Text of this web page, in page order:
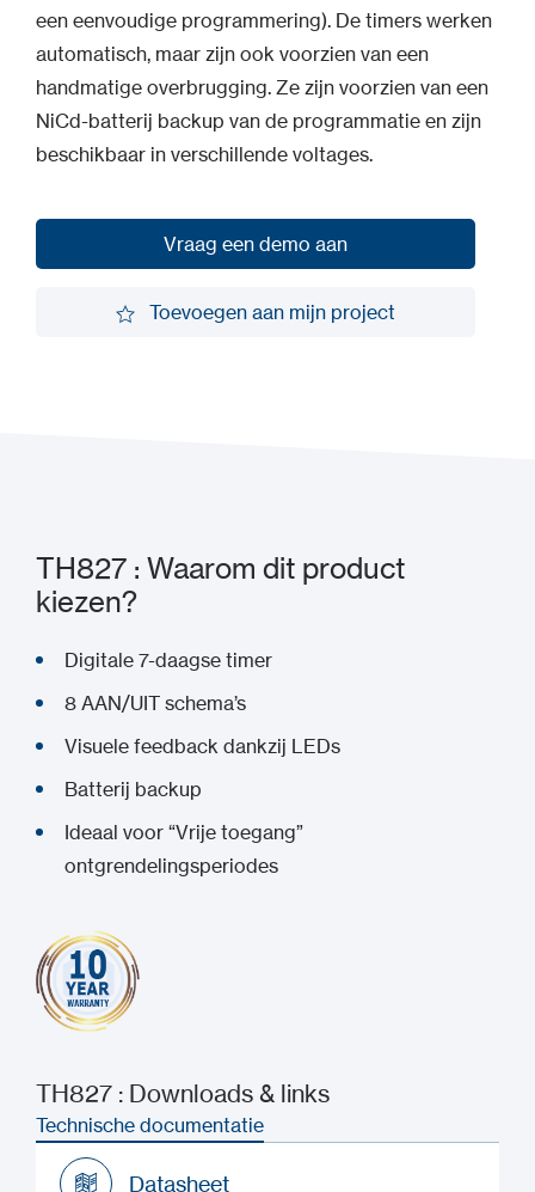
een eenvoudige programmering). De timers werken
automatisch, maar zijn ook voorzien van een
handmatige overbrugging. Ze zijn voorzien van een
NiCd-batterij backup van de programmatie en zijn
beschikbaar in verschillende voltages.
Vraag een demo aan
Toevoegen aan mijn project
TH827 : Waarom dit product
kiezen?
Digitale 7-daagse timer
8 AAN/UIT schema’s
Visuele feedback dankzij LEDs
Batterij backup
Ideaal voor “Vrije toegang”
ontgrendelingsperiodes
TH827 : Downloads & links
Technische documentatie
Datasheet